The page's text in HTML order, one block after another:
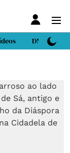
DN Sport